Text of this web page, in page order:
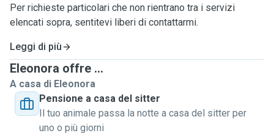
Per richieste particolari che non rientrano tra i servizi
elencati sopra, sentitevi liberi di contattarmi.
Leggi di più
Eleonora offre ...
A casa di Eleonora
Pensione a casa del sitter
Il tuo animale passa la notte a casa del sitter per
uno o più giorni